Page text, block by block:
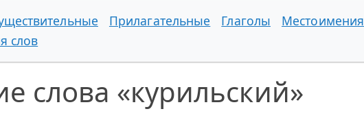
Прилагательные Глаголы Местоимения
слов
слова «курильский»